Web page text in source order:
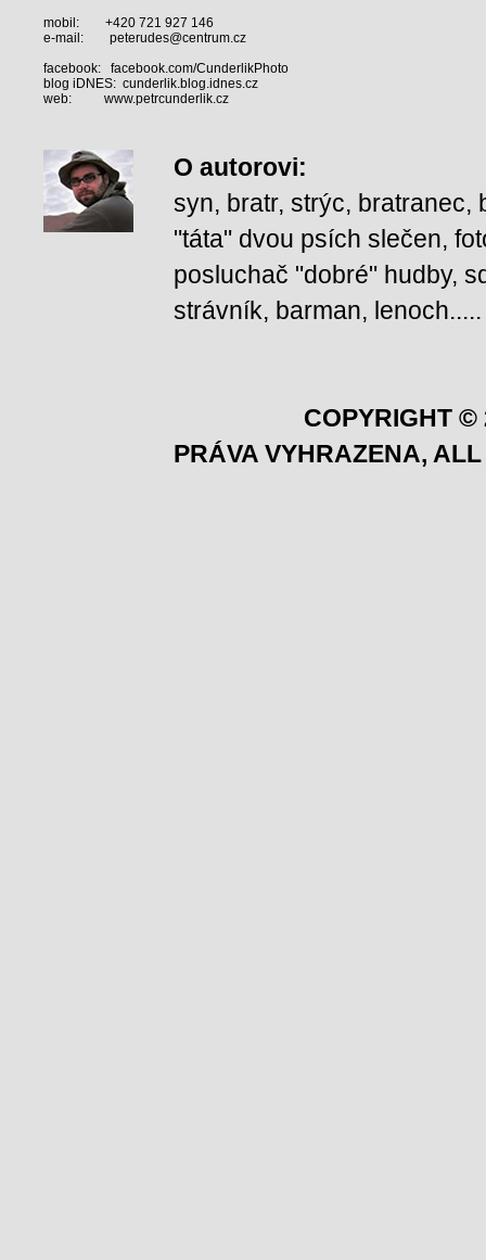
mobil: +420 721 927 146
e-mail:
peterudes@centrum.cz
facebook:
facebook.com/CunderlikPhoto
blog iDNES: cunderlik.blog.idnes.cz
web:
www.petrcunderlik.cz
O autorovi:
syn, bratr, strýc, bratranec,
"táta" dvou psích slečen,
posluchač "dobré" hudby,
strávník, barman, lenoch.....
COPYRIGHT
PRÁVA VYHRAZENA,